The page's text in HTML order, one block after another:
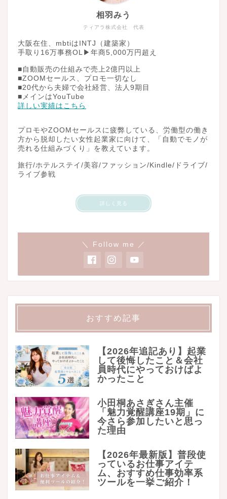
ティアラ株式会社 代表
相羽みう
大阪在住、mbtiはINTJ（建築家）
手取り16万事務OL▶︎年商5,000万円超え
■自動販売の仕組みで売上2億円以上
■ZOOMセールス、プロモ一切なし
■20代から夫婦で会社経営、法人9期目
■メインはYouTube
詳しい実績はこちら
プロモやZOOMセールスに疲弊している、労働型の働き
方から脱却したい女性起業家に向けて、「自動でモノが
売れる仕組みづくり」を教えています。
旅行/ホテルステイ/美容/ファッション/Kindle/ドライブ/
ライブ参戦
詳しく見る
＼ Follow me ／
おすすめ記事
【2026年追記あり】起業
して後悔したこと＆会社
員時代にやっておけばよ
かったこと
小田桐あさぎさん主催
「魅力覚醒講座19期」に
今さら参加したいと思っ
た理由
【2026年最新版】普段使
っているお仕事アイテ
ム、おすすめ仕事効率系
ツールを一挙ご紹介！